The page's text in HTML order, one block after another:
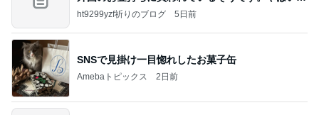
すよ
ht9299yzf祈りのブログ 5日前
SNSで見掛け一目惚れしたお菓子缶
Amebaトピックス 2日前